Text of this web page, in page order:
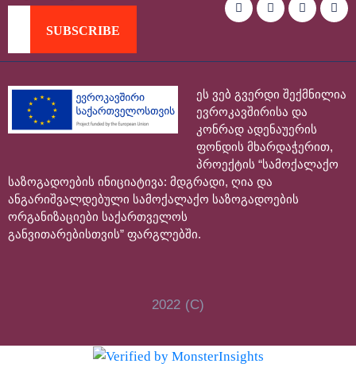
ეს ვებ გვერდი შექმნილია
ევროკავშირისა და
კონრად ადენაუერის
ფონდის მხარდაჭერით,
პროექტის “სამოქალაქო
საზოგადოების ინიციატივა: მდგრადი, ღია და
ანგარიშვალდებული სამოქალაქო საზოგადოების
ორგანიზაციები საქართველოს
განვითარებისთვის” ფარგლებში.
2022 (C)